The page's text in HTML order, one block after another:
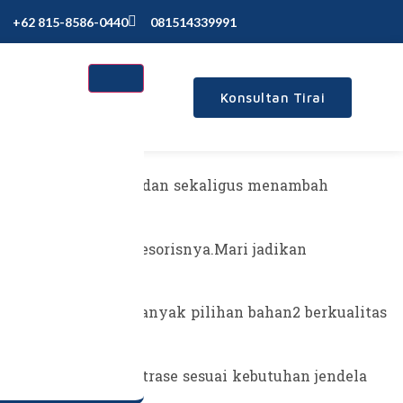
+62 815-8586-0440 081514339991
Konsultan Tirai
kenyamanan dan sekaligus menambah
beserta Aksesorisnya.Mari jadikan
banyak pilihan bahan2 berkualitas
Gorden atau vitrase sesuai kebutuhan jendela